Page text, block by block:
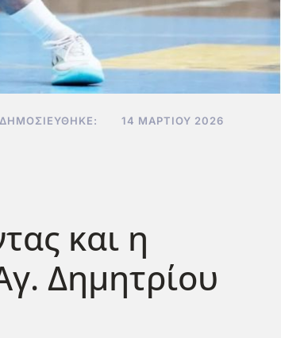
ΔΗΜΟΣΙΕΎΘΗΚΕ: 14 ΜΑΡΤΊΟΥ 2026
και η
Δημητρίου